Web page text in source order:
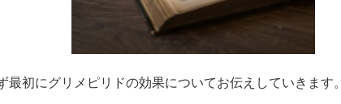
最初にグリメピリドの効果についてお伝えしていきます。